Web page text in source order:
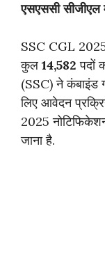
एसएससी सीजीएल
SSC CGL
कुल 14,582 पदों
(SSC) ने कंबाइंड
लिए आवेदन
2025
जाना है.